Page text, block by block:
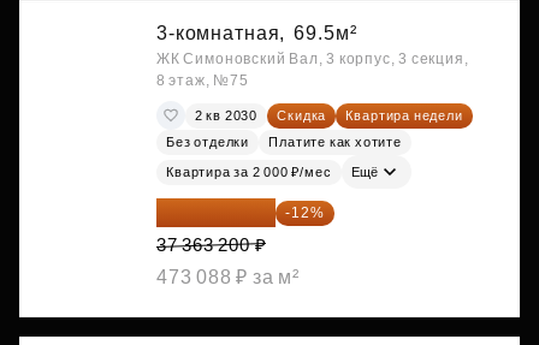
3-комнатная, 69.5м²
ЖК Симоновский Вал, 3 корпус, 3 секция,
8 этаж, №75
2 кв 2030 Скидка
Квартира недели
Без отделки
Платите как хотите
Квартира за 2 000 ₽/мес Ещё
32 879 616 ₽ -12%
37 363 200 ₽
473 088 ₽ за м²